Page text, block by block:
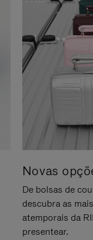
Novas
De bolsas de
descubra as
atemporais da
presentear.